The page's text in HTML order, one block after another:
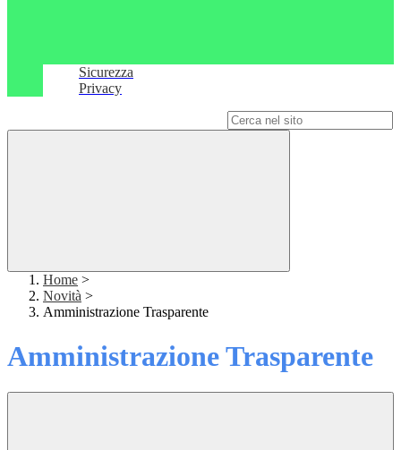
Sicurezza
Privacy
Home >
Novità >
Amministrazione Trasparente
Amministrazione Trasparente